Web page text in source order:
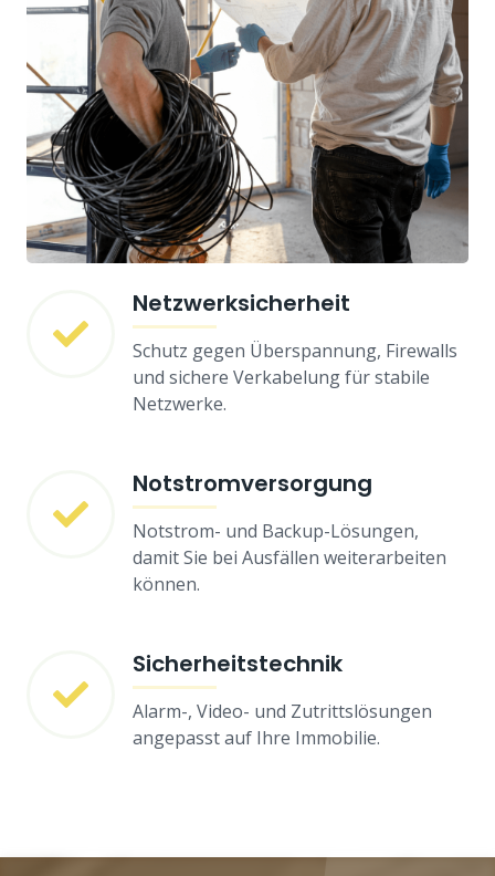
Netzwerksicherheit
Schutz gegen Überspannung, Firewalls
und sichere Verkabelung für stabile
Netzwerke.
Notstromversorgung
Notstrom- und Backup-Lösungen,
damit Sie bei Ausfällen weiterarbeiten
können.
Sicherheitstechnik
Alarm-, Video- und Zutrittslösungen
angepasst auf Ihre Immobilie.